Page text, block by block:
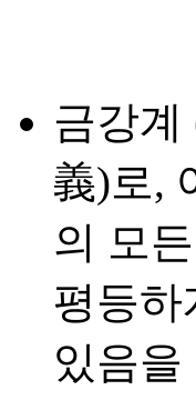
금강계
義)로,
의 모
평등하
있음을